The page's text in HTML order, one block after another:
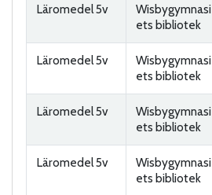
Läromedel 5v
Wisbygymnasi
ets bibliotek
Läromedel 5v
Wisbygymnasi
ets bibliotek
Läromedel 5v
Wisbygymnasi
ets bibliotek
Läromedel 5v
Wisbygymnasi
ets bibliotek